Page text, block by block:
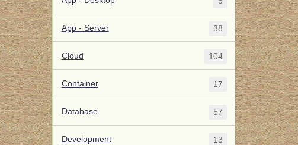
App - Server 38
Cloud 104
Container 17
Database 57
Development 13